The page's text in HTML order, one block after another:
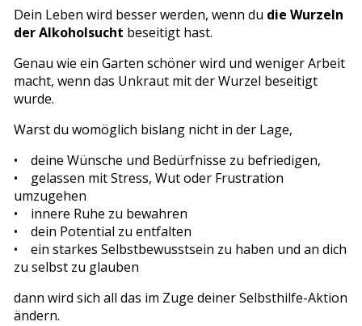
Dein Leben wird besser werden, wenn du die Wurzeln
der Alkoholsucht beseitigt hast.
Genau wie ein Garten schöner wird und weniger Arbeit
macht, wenn das Unkraut mit der Wurzel beseitigt
wurde.
Warst du womöglich bislang nicht in der Lage,
• deine Wünsche und Bedürfnisse zu befriedigen,
• gelassen mit Stress, Wut oder Frustration
umzugehen
• innere Ruhe zu bewahren
• dein Potential zu entfalten
• ein starkes Selbstbewusstsein zu haben und an dich
zu selbst zu glauben
dann wird sich all das im Zuge deiner Selbsthilfe-Aktion
ändern.